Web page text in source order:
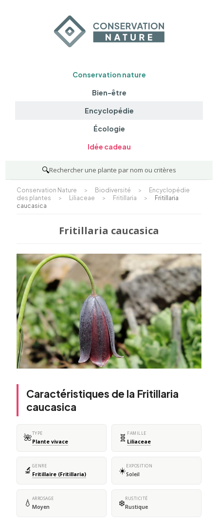
Conservation nature
Bien-être
Encyclopédie
Écologie
Idée cadeau
🔍Rechercher une plante par nom ou critères
Conservation Nature > Biodiversité >
Encyclopédie
des plantes
> Liliaceae > Fritillaria >
Fritillaria
caucasica
Fritillaria caucasica
Caractéristiques de la Fritillaria
caucasica
🌺TYPE
Plante vivace 🧬 FAMILLE
Liliaceae
🔬 GENRE
Fritillaire (Fritillaria) ☀️EXPOSITION
Soleil
💧 ARROSAGE
Moyen ❄️RUSTICITÉ
Rustique